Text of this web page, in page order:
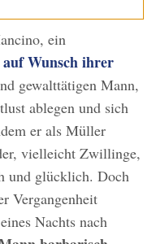
ein
auf Wunsch ihrer
gewalttätigen Mann,
ablegen und sich
er als Müller
vielleicht Zwillinge,
und glücklich. Doch
Vergangenheit
Nachts nach